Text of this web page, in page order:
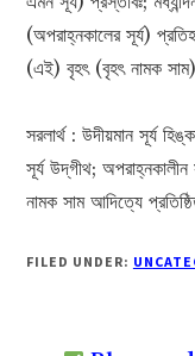
(অপরাহ্নকালের সূর্য)
(এই) বৃহৎ (বৃহৎ নামক
সরলার্থ : উদীয়মান সূর্য
সূর্য উদ্‌গীথ;
নামক সাম আদিত্যে
FILED UNDER: